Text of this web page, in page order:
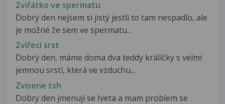
Zvířátko ve spermatu
Dobrý den nejsem si jistý jestli to tam nespadlo, ale
je možné že sem ve spermatu...
Zvířecí srst
Dobrý den, máme doma dva teddy králíčky s velmi
jemnou srstí, která ve vzduchu...
Zvisene tsh
Dobry den jmenuji se Iveta a mam problem se